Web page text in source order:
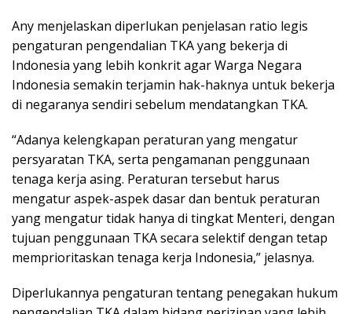
Any menjelaskan diperlukan penjelasan ratio legis
pengaturan pengendalian TKA yang bekerja di
Indonesia yang lebih konkrit agar Warga Negara
Indonesia semakin terjamin hak-haknya untuk bekerja
di negaranya sendiri sebelum mendatangkan TKA.
“Adanya kelengkapan peraturan yang mengatur
persyaratan TKA, serta pengamanan penggunaan
tenaga kerja asing. Peraturan tersebut harus
mengatur aspek-aspek dasar dan bentuk peraturan
yang mengatur tidak hanya di tingkat Menteri, dengan
tujuan penggunaan TKA secara selektif dengan tetap
memprioritaskan tenaga kerja Indonesia,” jelasnya.
Diperlukannya pengaturan tentang penegakan hukum